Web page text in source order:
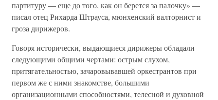
партитуру — еще до того, как он берется за палочку» —
писал отец Рихарда Штрауса, мюнхенский валторнист и
гроза дирижеров.
Говоря исторически, выдающиеся дирижеры обладали
следующими общими чертами: острым слухом,
притягательностью, зачаровывавшей оркестрантов при
первом же с ними знакомстве, большими
организационными способностями, телесной и духовной